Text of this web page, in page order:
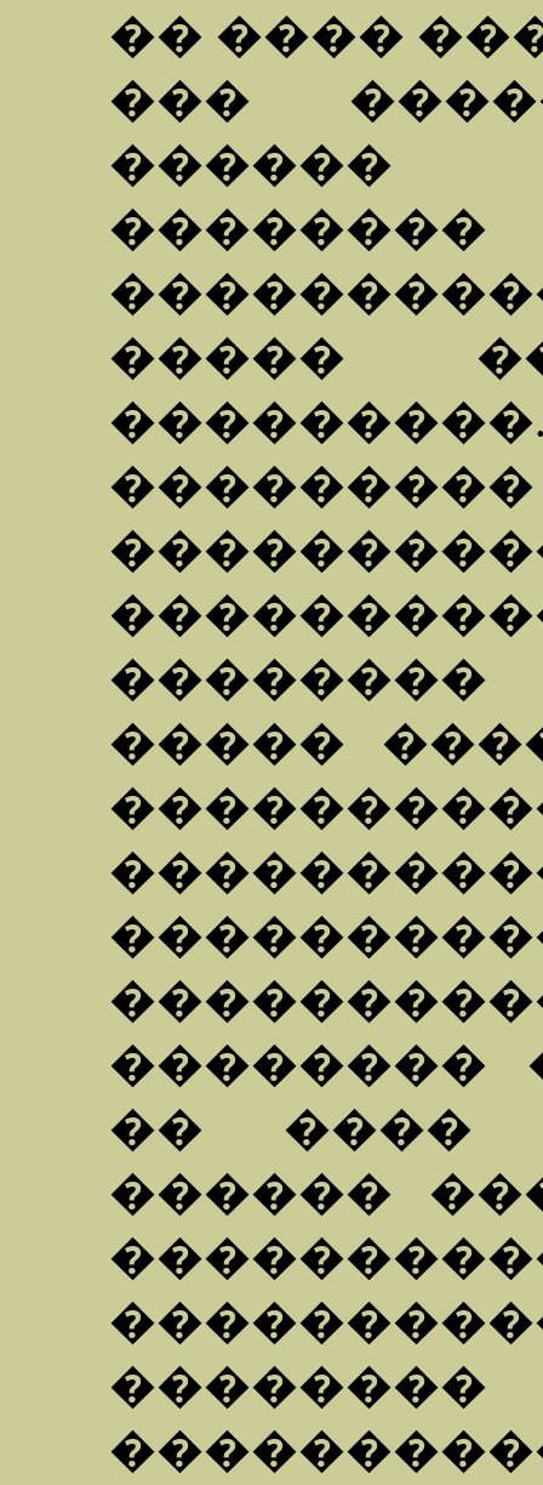
�� ����
���
������
�����
���������
��������
�����
��������
�� ����
������